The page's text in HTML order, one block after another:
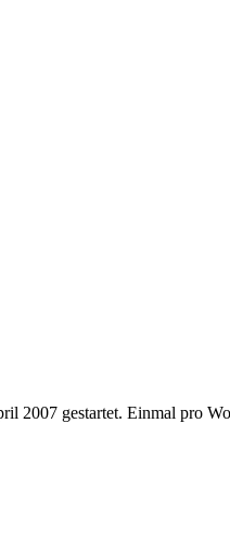
2007 gestartet. Einmal pro